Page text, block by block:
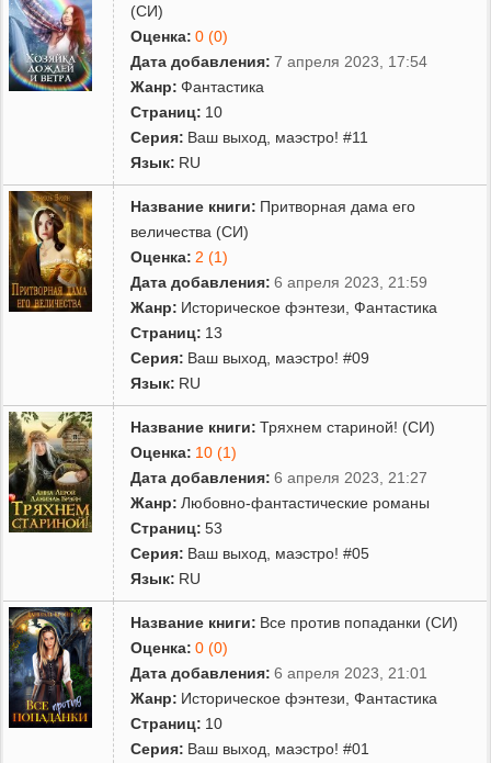
(СИ)
Оценка: 0 (0)
Дата добавления: 7 апреля 2023, 17:54
Жанр: Фантастика
Страниц: 10
Серия: Ваш выход, маэстро! #11
Язык: RU
Название книги: Притворная дама его
величества (СИ)
Оценка: 2 (1)
Дата добавления: 6 апреля 2023, 21:59
Жанр: Историческое фэнтези ,Фантастика
Страниц: 13
Серия: Ваш выход, маэстро! #09
Язык: RU
Название книги: Тряхнем стариной! (СИ)
Оценка: 10 (1)
Дата добавления: 6 апреля 2023, 21:27
Жанр: Любовно-фантастические романы
Страниц: 53
Серия: Ваш выход, маэстро! #05
Язык: RU
Название книги: Все против попаданки (СИ)
Оценка: 0 (0)
Дата добавления: 6 апреля 2023, 21:01
Жанр: Историческое фэнтези ,Фантастика
Страниц: 10
Серия: Ваш выход, маэстро! #01